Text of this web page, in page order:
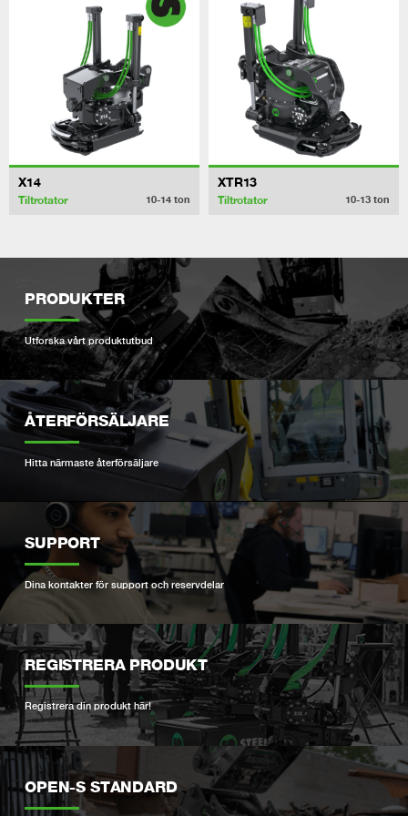
X14
Tiltrotator 10-14 ton
XTR13
Tiltrotator 10-13 ton
PRODUKTER
Utforska vårt produktutbud
ÅTERFÖRSÄLJARE
Hitta närmaste återförsäljare
SUPPORT
Dina kontakter för support och reservdelar
REGISTRERA PRODUKT
Registrera din produkt här!
OPEN-S STANDARD